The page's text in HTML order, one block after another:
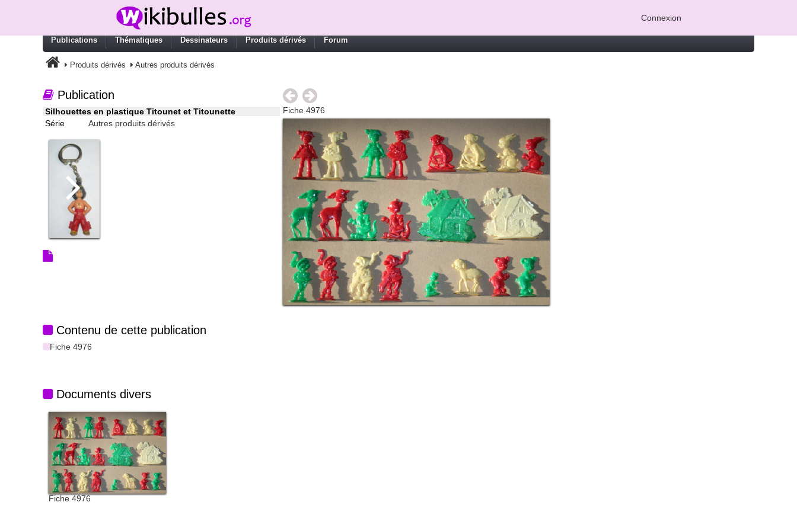
Connexion
Publications Thématiques Dessinateurs Produits dérivés Forum
Produits dérivés Autres produits dérivés
Publication
Silhouettes en plastique Titounet et Titounette
Série
Autres produits dérivés
Fiche 4976
Contenu de cette publication
Fiche 4976
Documents divers
Fiche 4976